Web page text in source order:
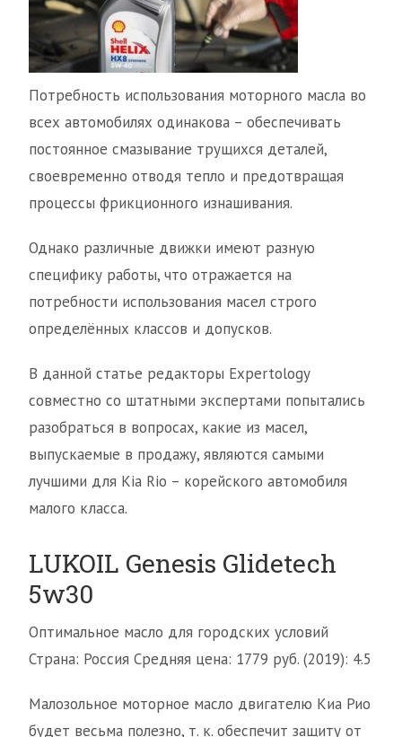
Потребность использования моторного масла во
всех автомобилях одинакова – обеспечивать
постоянное смазывание трущихся деталей,
своевременно отводя тепло и предотвращая
процессы фрикционного изнашивания.
Однако различные движки имеют разную
специфику работы, что отражается на
потребности использования масел строго
определённых классов и допусков.
В данной статье редакторы Expertology
совместно со штатными экспертами попытались
разобраться в вопросах, какие из масел,
выпускаемые в продажу, являются самыми
лучшими для Kia Rio – корейского автомобиля
малого класса.
LUKOIL Genesis Glidetech
5w30
Оптимальное масло для городских условий
Страна: Россия Средняя цена: 1779 руб. (2019): 4.5
Малозольное моторное масло двигателю Киа Рио
будет весьма полезно, т. к. обеспечит защиту от